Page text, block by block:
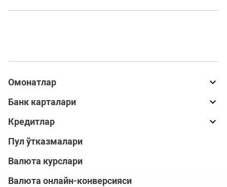
Омонатлар
Банк карталари
Кредитлар
Пул ўтказмалари
Валюта курслари
Валюта онлайн-конверсияси